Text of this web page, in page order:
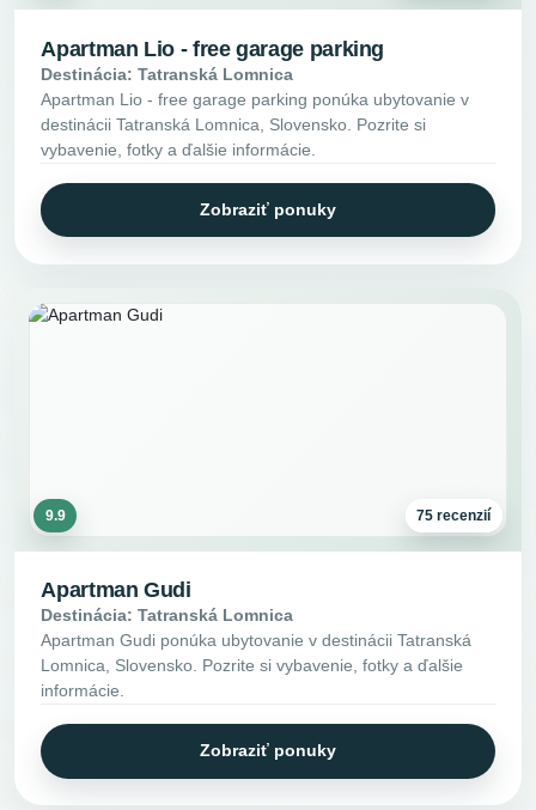
Apartman Lio - free garage parking
Destinácia: Tatranská Lomnica
Apartman Lio - free garage parking ponúka ubytovanie v
destinácii Tatranská Lomnica, Slovensko. Pozrite si
vybavenie, fotky a ďalšie informácie.
Zobraziť ponuky
9.9 75 recenzií
Apartman Gudi
Destinácia: Tatranská Lomnica
Apartman Gudi ponúka ubytovanie v destinácii Tatranská
Lomnica, Slovensko. Pozrite si vybavenie, fotky a ďalšie
informácie.
Zobraziť ponuky